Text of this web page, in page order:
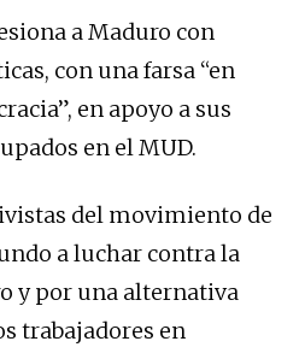
a Maduro con
con una farsa “en
en apoyo a sus
en el MUD.
del movimiento de
a luchar contra la
y por una alternativa
trabajadores en